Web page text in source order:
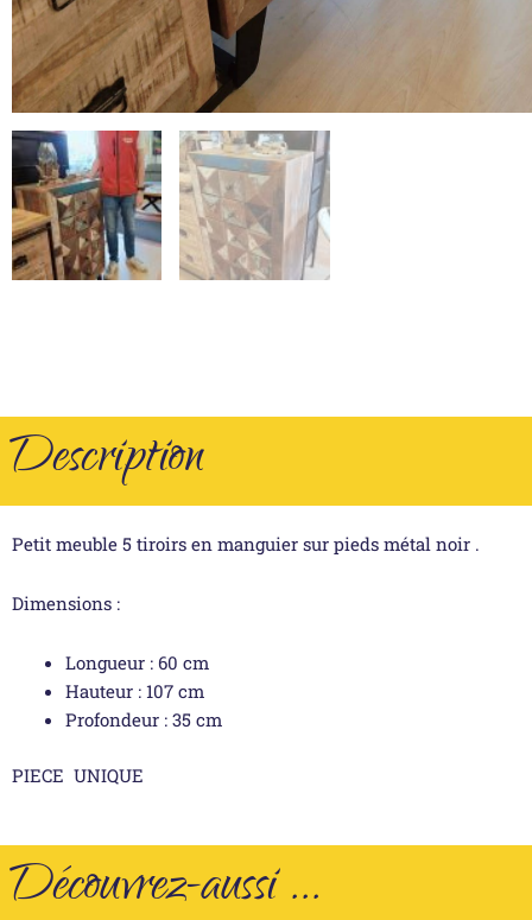
Description
Petit meuble 5 tiroirs en manguier sur pieds métal noir .
Dimensions :
Longueur : 60 cm
Hauteur : 107 cm
Profondeur : 35 cm
PIECE UNIQUE
Découvrez-aussi ...